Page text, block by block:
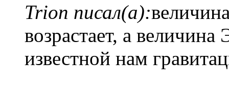
Trion писал(а):
возрастает, а величина
известной нам